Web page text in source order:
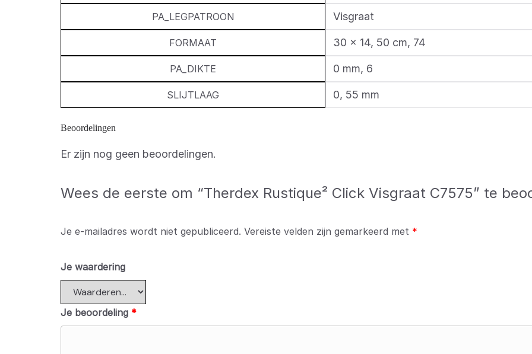
PA_LEGPATROON Visgraat
FORMAAT 30 × 14, 50 cm, 74
PA_DIKTE 0 mm, 6
SLIJTLAAG 0, 55 mm
Beoordelingen
Er zijn nog geen beoordelingen.
Wees de eerste om “Therdex Rustique² Click Visgraat C7575” te
Je e-mailadres wordt niet gepubliceerd. Vereiste velden zijn gemarkeerd met *
Je waardering
Je beoordeling *